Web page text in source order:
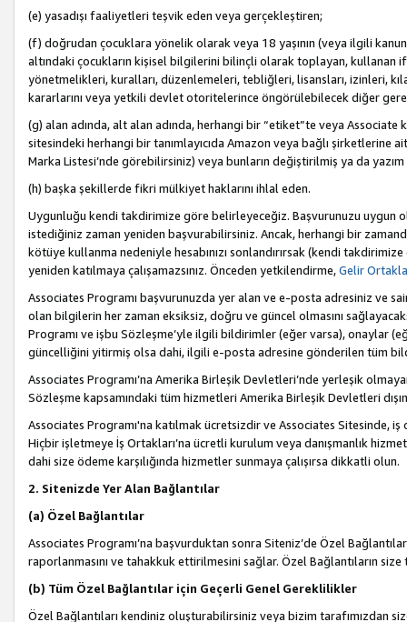
(e) yasadışı faaliyetleri teşvik eden veya gerçekleştiren;
(f) doğrudan çocuklara yönelik olarak veya 18 yaşının (veya ilgili
altındaki çocukların kişisel bilgilerini bilinçli olarak toplayan, kullanan
yönetmelikleri, kuralları, düzenlemeleri, tebliğleri, lisansları, izinleri,
kararlarını veya yetkili devlet otoritelerince öngörülebilecek diğer
(g) alan adında, alt alan adında, herhangi bir “etiket”te veya
sitesindeki herhangi bir tanımlayıcıda Amazon veya bağlı şirketlerine
Marka Listesi’nde görebilirsiniz) veya bunların değiştirilmiş ya da
(h) başka şekillerde fikri mülkiyet haklarını ihlal eden.
Uygunluğu kendi takdirimize göre belirleyeceğiz. Başvurunuzu uygun
istediğiniz zaman yeniden başvurabilirsiniz. Ancak, herhangi bir
kötüye kullanma nedeniyle hesabınızı sonlandırırsak (kendi
yeniden katılmaya çalışamazsınız. Önceden yetkilendirme,Gelir
Associates Programı başvurunuzda yer alan ve e-posta adresiniz ve
olan bilgilerin her zaman eksiksiz, doğru ve güncel olmasını
Programı ve işbu Sözleşme’yle ilgili bildirimler (eğer varsa), onaylar
güncelliğini yitirmiş olsa dahi, ilgili e-posta adresine gönderilen tüm
Associates Programı’na Amerika Birleşik Devletleri’nde yerleşik
Sözleşme kapsamındaki tüm hizmetleri Amerika Birleşik Devletleri
Associates Programı'na katılmak ücretsizdir ve Associates Sitesinde,
Hiçbir işletmeye İş Ortakları’na ücretli kurulum veya danışmanlık
dahi size ödeme karşılığında hizmetler sunmaya çalışırsa dikkatli olun.
2. Sitenizde Yer Alan Bağlantılar
(a) Özel Bağlantılar
Associates Programı’na başvurduktan sonra Siteniz’de Özel
raporlanmasını ve tahakkuk ettirilmesini sağlar. Özel Bağlantıların
(b) Tüm Özel Bağlantılar için Geçerli Genel Gereklilikler
Özel Bağlantıları kendiniz oluşturabilirsiniz veya bizim tarafımızdan